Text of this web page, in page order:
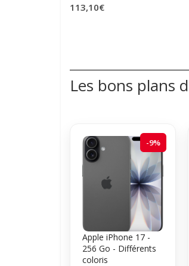
113,10€
Les bons plans
-9%
Apple iPhone 17 -
256 Go - Différents
coloris